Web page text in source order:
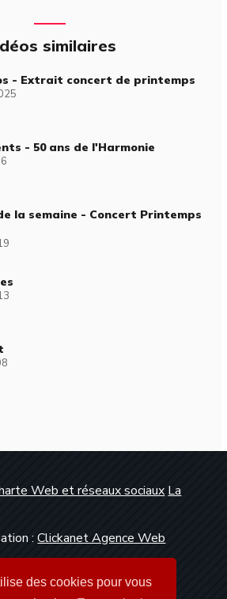
des cookies pour vous
similaires
- Extrait concert de printemps
- 50 ans de l'Harmonie
la semaine - Concert Printemps
Web et réseaux sociaux La
:Clickanet Agence Web